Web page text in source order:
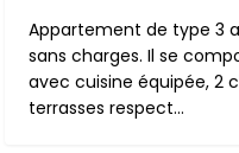
Appartement de type 3
sans charges. Il se
avec cuisine équipée, 2
terrasses respect...